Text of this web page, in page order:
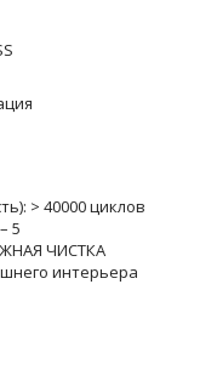
> 40000 циклов
5
ЧИСТКА
интерьера